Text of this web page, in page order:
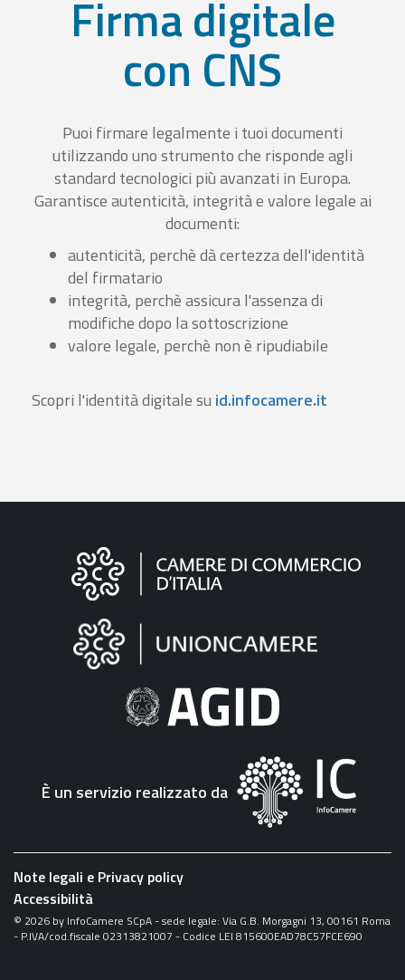
Firma digitale
con CNS
Puoi firmare legalmente i tuoi documenti
utilizzando uno strumento che risponde agli
standard tecnologici più avanzati in Europa.
Garantisce autenticità, integrità e valore legale ai
documenti:
autenticità, perchè dà certezza dell'identità
del firmatario
integrità, perchè assicura l'assenza di
modifiche dopo la sottoscrizione
valore legale, perchè non è ripudiabile
Scopri l'identità digitale su id.infocamere.it
Informazioni
"Fattura
Elettronica"
È un servizio realizzato da
Note legali e Privacy policy
Accessibilità
© 2026 by InfoCamere SCpA - sede legale: Via G.B. Morgagni 13, 00161 Roma
- P.IVA/cod.fiscale 02313821007 - Codice LEI 815600EAD78C57FCE690